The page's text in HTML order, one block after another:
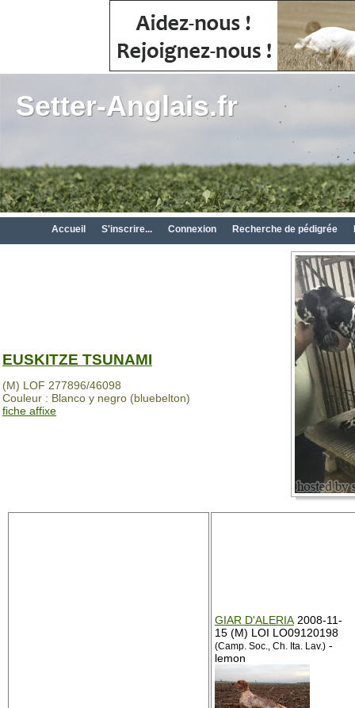
Setter-Anglais.fr
Accueil S'inscrire... Connexion Recherche de pédigrée
EUSKITZE TSUNAMI
(M) LOF 277896/46098
Couleur : Blanco y negro (bluebelton)
fiche affixe
GIAR D'ALERIA 2008-11-
15 (M) LOI LO09120198
(Camp. Soc., Ch. Ita. Lav.) -
lemon